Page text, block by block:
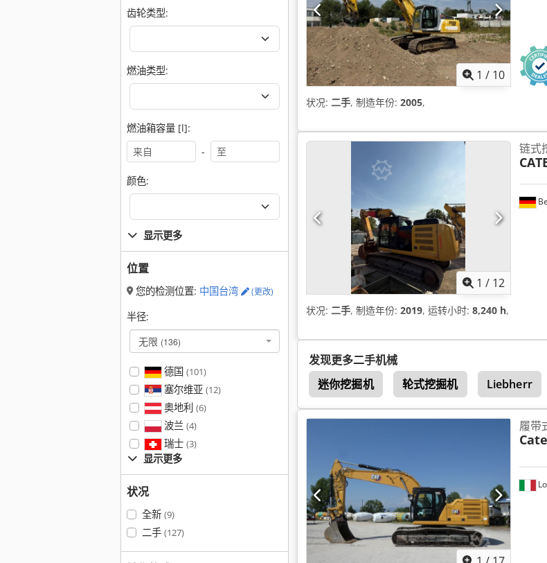
齿轮类型:
燃油类型:
燃油箱容量 [l]:
-
颜色:
显示更多
位置
您的检测位置: 中国台湾 (更改)
半径:
无限 (136)
德国 (101)
塞尔维亚 (12)
奥地利 (6)
波兰 (4)
瑞士 (3)
显示更多
状况
全新 (9)
二手 (127)
1 / 10
状况: 二手, 制造年份: 2005,
1 / 12
链式
状况: 二手, 制造年份: 2019, 运转小时: 8,240 h,
发现更多二手机械
迷你挖掘机
轮式挖掘机 Liebherr
Caterpillar 212 Caterpillar 206
履带